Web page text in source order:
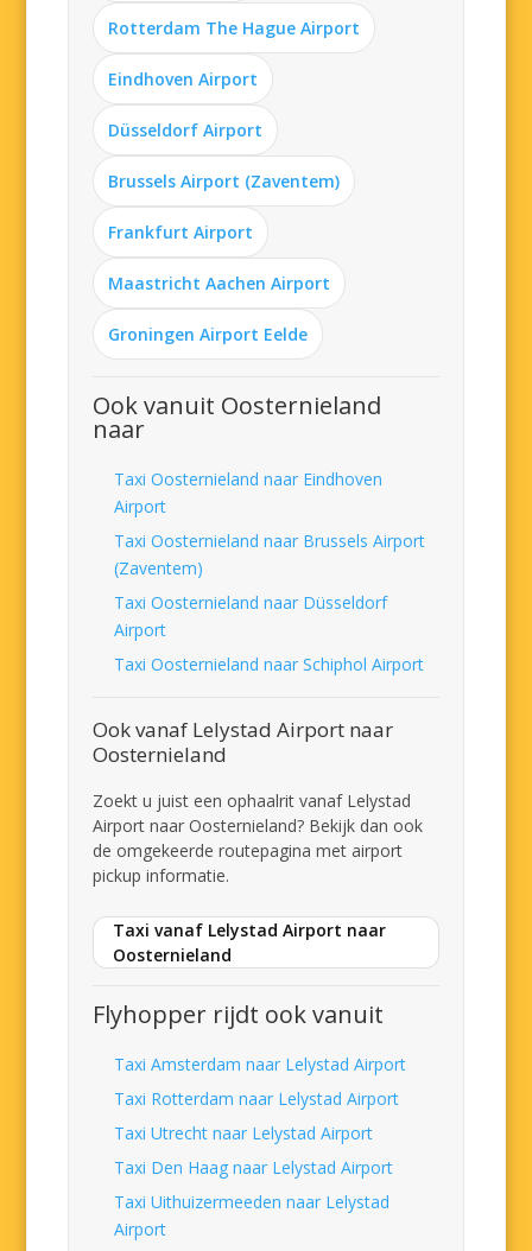
Rotterdam The Hague Airport
Eindhoven Airport
Düsseldorf Airport
Brussels Airport (Zaventem)
Frankfurt Airport
Maastricht Aachen Airport
Groningen Airport Eelde
Ook vanuit Oosternieland
naar
Taxi Oosternieland naar Eindhoven
Airport
Taxi Oosternieland naar Brussels Airport
(Zaventem)
Taxi Oosternieland naar Düsseldorf
Airport
Taxi Oosternieland naar Schiphol Airport
Ook vanaf Lelystad Airport naar
Oosternieland
Zoekt u juist een ophaalrit vanaf Lelystad
Airport naar Oosternieland? Bekijk dan ook
de omgekeerde routepagina met airport
pickup informatie.
Taxi vanaf Lelystad Airport naar
Oosternieland
Flyhopper rijdt ook vanuit
Taxi Amsterdam naar Lelystad Airport
Taxi Rotterdam naar Lelystad Airport
Taxi Utrecht naar Lelystad Airport
Taxi Den Haag naar Lelystad Airport
Taxi Uithuizermeeden naar Lelystad
Airport